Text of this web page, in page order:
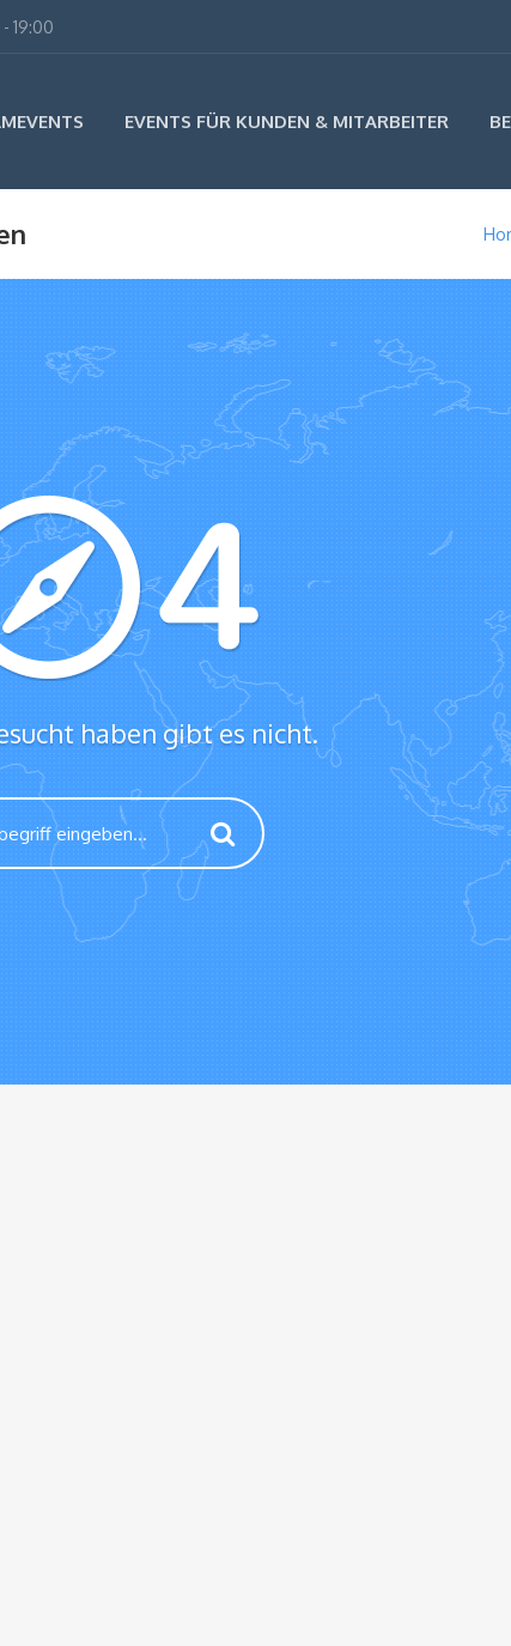
19:00
EVENTS FÜR KUNDEN & MITARBEITER
haben gibt es nicht.